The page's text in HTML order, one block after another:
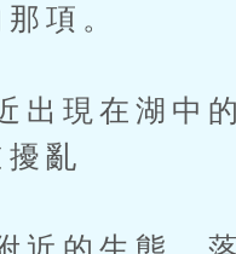
項。
現在湖中的
亂